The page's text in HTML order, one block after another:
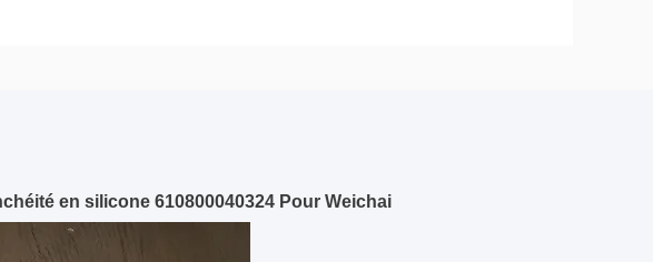
en silicone 610800040324 Pour Weichai